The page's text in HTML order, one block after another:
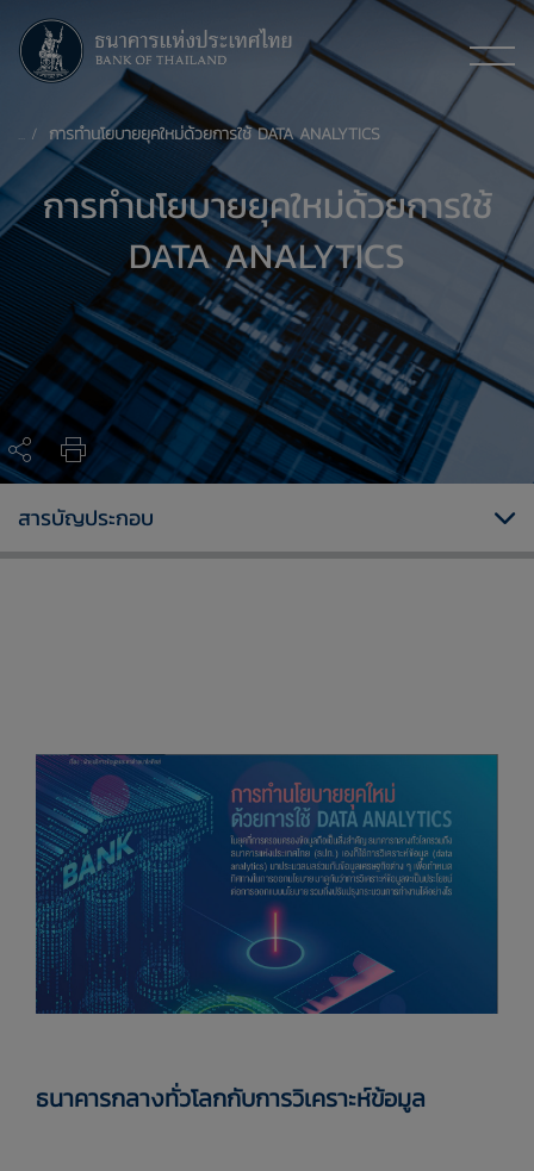
การทำนโยบายยุคใหม่ด้วยการใช้ DATA ANALYTICS
การทำนโยบายยุคใหม่ด้วยการใช้
DATA ANALYTICS
ธนาคารกลางทั่วโลกกับการวิเคราะห์ข้อมูล
สารบัญประกอบ